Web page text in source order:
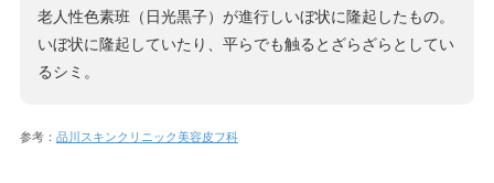
老人性色素班（日光黒子）が進行しいぼ状に隆起したもの。
いぼ状に隆起していたり、平らでも触るとざらざらとしてい
るシミ。
参考： 品川スキンクリニック美容皮フ科